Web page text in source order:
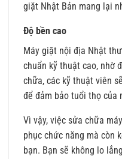
giặt Nhật Bản mang lại
Độ bền cao
Máy giặt nội địa Nhật
chuẩn kỹ thuật cao, nhờ
chữa, các kỹ thuật viên
để đảm bảo tuổi thọ của
Vì vậy, việc sửa chữa
phục chức năng mà còn
bạn. Bạn sẽ không lo